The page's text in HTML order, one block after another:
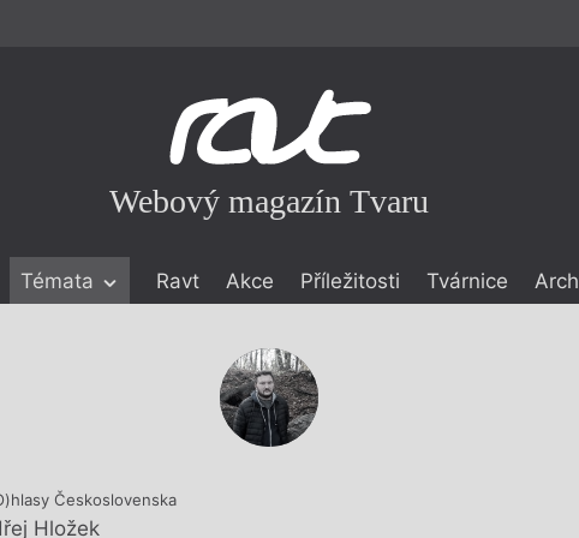
Webový magazín Tvaru
Témata Ravt Akce Příležitosti Tvárnice
Československa
Hložek